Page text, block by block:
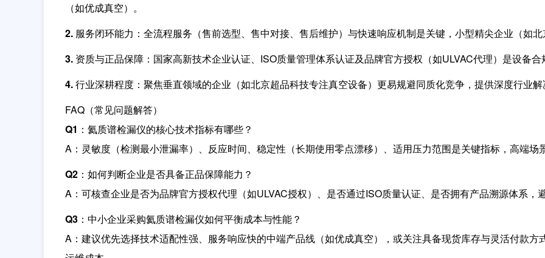
（如优成真空）。
2. 服务闭环能力： 全流程服务（售前选型、售中对接、售后维护）与快速响应机制是关键，小型精尖企业（如
3. 资质与正品保障： 国家高新技术企业认证、ISO质量管理体系认证及品牌官方授权（如ULVAC代理）是设备合
4. 行业深耕程度： 聚焦垂直领域的企业（如北京超品科技专注真空设备）更易规避同质化竞争，提供深度行业解
FAQ（常见问题解答）
Q1：氦质谱检漏仪的核心技术指标有哪些？
A：灵敏度（检测最小泄漏率）、反应时间、稳定性（长期使用零点漂移）、适用压力范围是关键指标，高端场
Q2：如何判断企业是否具备正品保障能力？
A：可核查企业是否为品牌官方授权代理（如ULVAC授权）、是否通过ISO质量认证、是否拥有产品溯源体系，
Q3：中小企业采购氦质谱检漏仪如何平衡成本与性能？
A：建议优先选择技术适配性强、服务响应快的中端产品线（如优成真空），或关注具备现货库存与灵活付款